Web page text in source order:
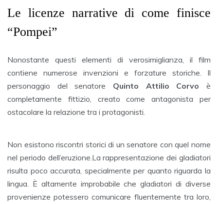
Le licenze narrative di come finisce
“Pompei”
Nonostante questi elementi di verosimiglianza, il film
contiene numerose invenzioni e forzature storiche. Il
personaggio del senatore Quinto Attilio Corvo è
completamente fittizio, creato come antagonista per
ostacolare la relazione tra i protagonisti.
Non esistono riscontri storici di un senatore con quel nome
nel periodo dell’eruzione.La rappresentazione dei gladiatori
risulta poco accurata, specialmente per quanto riguarda la
lingua. È altamente improbabile che gladiatori di diverse
provenienze potessero comunicare fluentemente tra loro,